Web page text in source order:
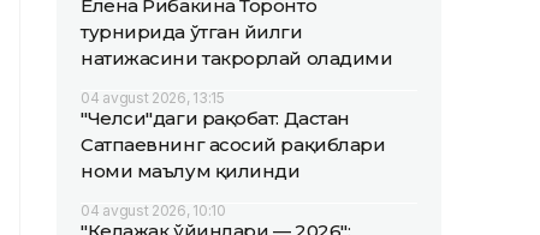
Елена Рибакина Торонто
турнирида ўтган йилги
натижасини такрорлай оладими
04 avgust 2026, 13:15
"Челси"даги рақобат: Дастан
Сатпаевнинг асосий рақиблари
номи маълум қилинди
04 avgust 2026, 10:10